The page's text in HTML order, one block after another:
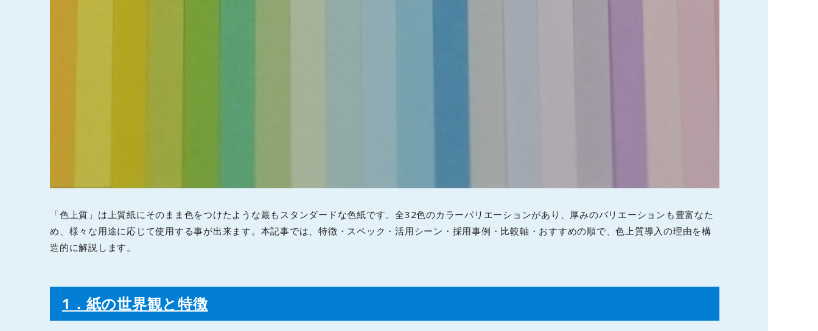
「色上質」は上質紙にそのまま色をつけたような最もスタンダードな色紙です。全32色のカラーバリエーションがあり、厚みのバリエーションも豊富なた
め、様々な用途に応じて使用する事が出来ます。本記事では、特徴・スペック・活用シーン・採用事例・比較軸・おすすめの順で、色上質導入の理由を構
造的に解説します。
1 ．紙の世界観と特徴